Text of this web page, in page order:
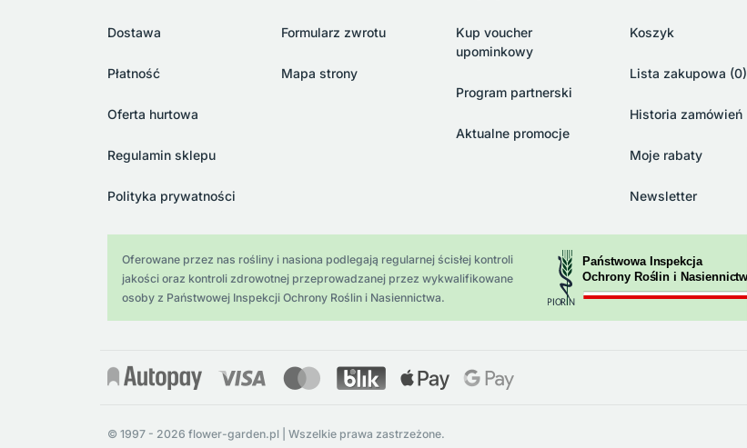
Dostawa
Płatność
Oferta hurtowa
Regulamin sklepu
Polityka prywatności
Formularz zwrotu
Mapa strony
Kup voucher
upominkowy
Program partnerski
Aktualne promocje
Koszyk
Lista zakupowa (0)
Historia zamówień
Moje rabaty
Newsletter
Oferowane przez nas rośliny i nasiona podlegają regularnej ścisłej kontroli
jakości oraz kontroli zdrowotnej przeprowadzanej przez wykwalifikowane
osoby z Państwowej Inspekcji Ochrony Roślin i Nasiennictwa.
© 1997 - 2026 flower-garden.pl | Wszelkie prawa zastrzeżone.